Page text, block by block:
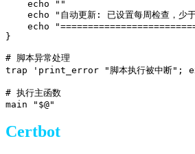
Certbot